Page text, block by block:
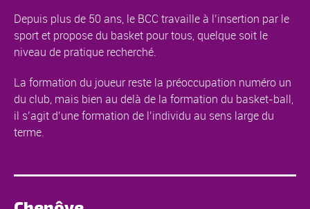
Depuis plus de 50 ans, le BCC travaille à l’insertion par le
sport et propose du basket pour tous, quelque soit le
niveau de pratique recherché.
La formation du joueur reste la préoccupation numéro un
du club, mais bien au delà de la formation du basket-ball,
il s’agit d’une formation de l’individu au sens large du
terme.